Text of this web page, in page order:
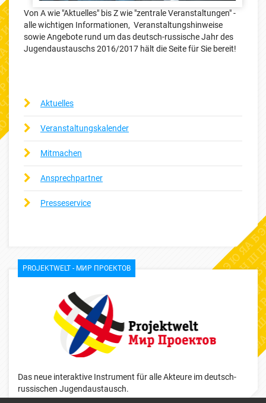
Von A wie "Aktuelles" bis Z wie "zentrale Veranstaltungen" -
alle wichtigen Informationen, Veranstaltungshinweise
sowie Angebote rund um das deutsch-russische Jahr des
Jugendaustauschs 2016/2017 hält die Seite für Sie bereit!
Aktuelles
Veranstaltungskalender
Mitmachen
Ansprechpartner
Presseservice
PROJEKTWELT - МИР ПРОЕКТОВ
Das neue interaktive Instrument für alle Akteure im deutsch-
russischen Jugendaustausch.